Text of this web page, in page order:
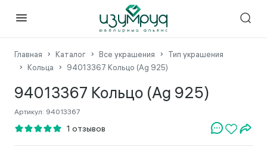
Главная Каталог Все украшения
Тип украшения
Кольца
94013367 Кольцо (Ag 925)
94013367 Кольцо (Ag 925)
Артикул: 94013367